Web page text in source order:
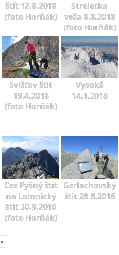
štít 12.8.2018
(foto Horňák)
Strelecka
veža 8.8.2018
(foto Horňák)
Svišťov štit
19.4.2018
(foto Horňák)
Vysoká
14.1.2018
Cez Pyšný štít
na Lomnický
štít 30.9.2016
(foto Horňák)
Gerlachovský
štít 28.8.2016
»